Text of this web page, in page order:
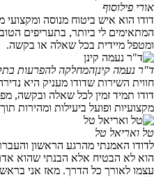
אורי פילוסוף
דודו הוא איש ביטוח מנוסה
המתאימים לי ביותר, בתעריפים
ומטפל מיידית בכל שאלה או בקשה.
ד"ר נעמה קינןהמחלקה להפרעות
חווית השירות שדודו מעניק היא
דודו תמיד זמין לכל שאלה ובקשה,
מקצועיות ופועל ביעילות ומהירות
טל ואריאל טל
לדודו האמנתי מהרגע הראשון
הוא לא הבטיח אלא הבנתי שהוא
עצמו לאורך כל הדרך. מאז אני